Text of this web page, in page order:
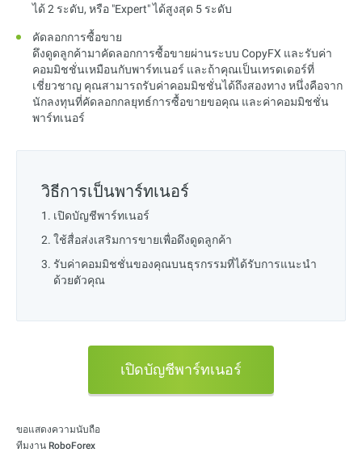
ได้ 2 ระดับ, หรือ "Expert" ได้สูงสุด 5 ระดับ
คัดลอกการซื้อขาย
ดึงดูดลูกค้ามาคัดลอกการซื้อขายผ่านระบบ CopyFX และรับค่า
คอมมิชชั่นเหมือนกับพาร์ทเนอร์ และถ้าคุณเป็นเทรดเดอร์ที่
เชี่ยวชาญ คุณสามารถรับค่าคอมมิชชั่นได้ถึงสองทาง หนึ่งคือจาก
นักลงทุนที่คัดลอกกลยุทธ์การซื้อขายขอคุณ และค่าคอมมิชชั่น
พาร์ทเนอร์
วิธีการเป็นพาร์ทเนอร์
เปิดบัญชีพาร์ทเนอร์
ใช้สื่อส่งเสริมการขายเพื่อดึงดูดลูกค้า
รับค่าคอมมิชชั่นของคุณบนธุรกรรมที่ได้รับการแนะนำ
ด้วยตัวคุณ
เปิดบัญชีพาร์ทเนอร์
ขอแสดงความนับถือ
ทีมงาน RoboForex